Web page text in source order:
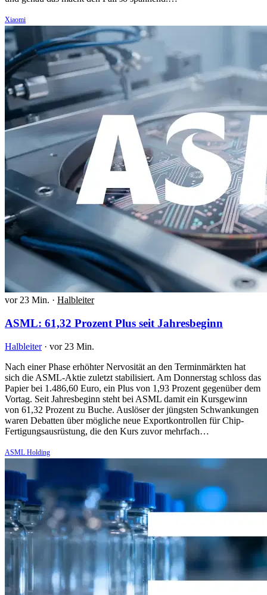
Xiaomi
vor 23 Min. · Halbleiter
ASML: 61,32 Prozent Plus seit Jahresbeginn
Halbleiter · vor 23 Min.
Nach einer Phase erhöhter Nervosität an den Terminmärkten hat
sich die ASML-Aktie zuletzt stabilisiert. Am Donnerstag schloss das
Papier bei 1.486,60 Euro, ein Plus von 1,93 Prozent gegenüber dem
Vortag. Seit Jahresbeginn steht bei ASML damit ein Kursgewinn
von 61,32 Prozent zu Buche. Auslöser der jüngsten Schwankungen
waren Debatten über mögliche neue Exportkontrollen für Chip-
Fertigungsausrüstung, die den Kurs zuvor mehrfach…
ASML Holding